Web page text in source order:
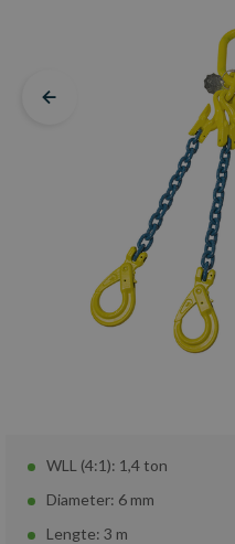
WLL (4:1): 1,4 ton
Diameter: 6 mm
Lengte: 3 m